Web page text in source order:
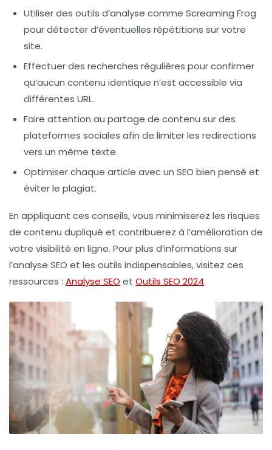
Utiliser des outils d’analyse comme Screaming Frog
pour détecter d’éventuelles répétitions sur votre
site.
Effectuer des recherches régulières pour confirmer
qu’aucun contenu identique n’est accessible via
différentes URL.
Faire attention au partage de contenu sur des
plateformes sociales afin de limiter les redirections
vers un même texte.
Optimiser chaque article avec un SEO bien pensé et
éviter le plagiat.
En appliquant ces conseils, vous minimiserez les risques
de contenu dupliqué et contribuerez à l’amélioration de
votre visibilité en ligne. Pour plus d’informations sur
l’analyse SEO et les outils indispensables, visitez ces
ressources : Analyse SEO et Outils SEO 2024.